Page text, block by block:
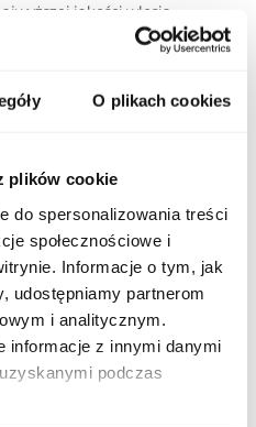
O plikach cookies
plików cookie
do spersonalizowania treści
społecznościowe i
Informacje o tym, jak
udostępniamy partnerom
i analitycznym.
informacje z innymi danymi
podczas
jakości włosia
miękki i delikatny dla skóry,
doskonale sprawdzi się w
nakładania cieni do powiek,
najbardziej skomplikowanych
i rozprowadza pigment,
delikatne, jak i intensywne
cienia do swoich
20080144